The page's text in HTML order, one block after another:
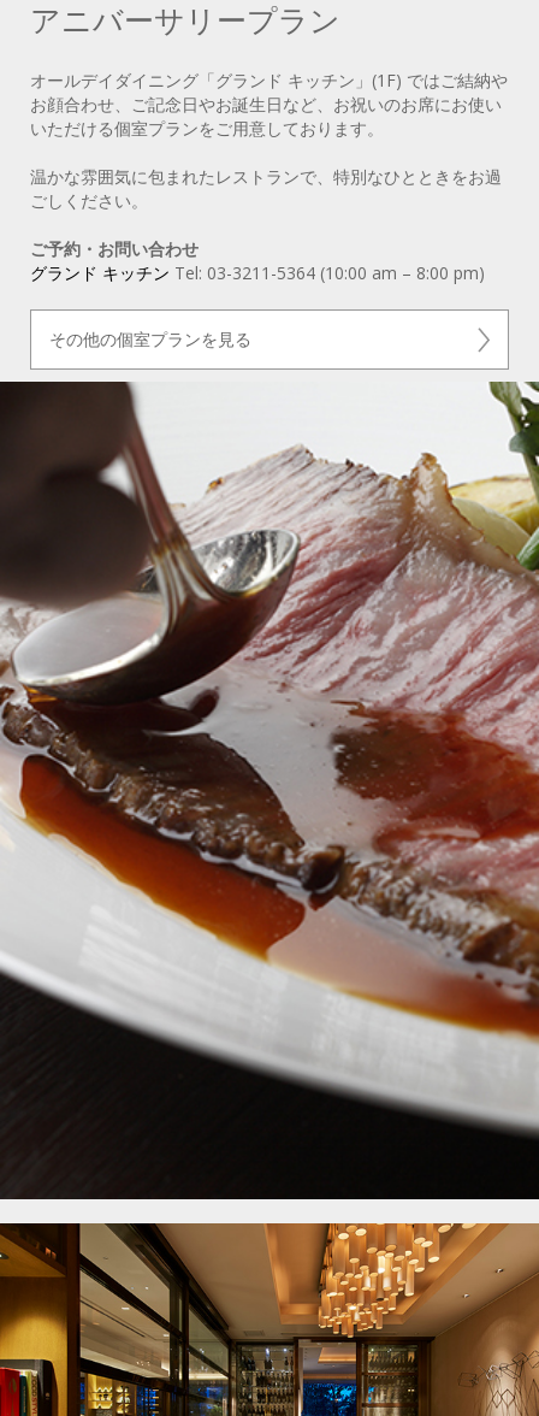
アニバーサリープラン
オールデイダイニング「グランド キッチン」(1F) ではご結納や
お顔合わせ、ご記念日やお誕生日など、お祝いのお席にお使い
いただける個室プランをご用意しております。
温かな雰囲気に包まれたレストランで、特別なひとときをお過
ごしください。
ご予約・お問い合わせ
グランド キッチン Tel: 03-3211-5364 (10:00 am – 8:00 pm)
その他の個室プランを見る